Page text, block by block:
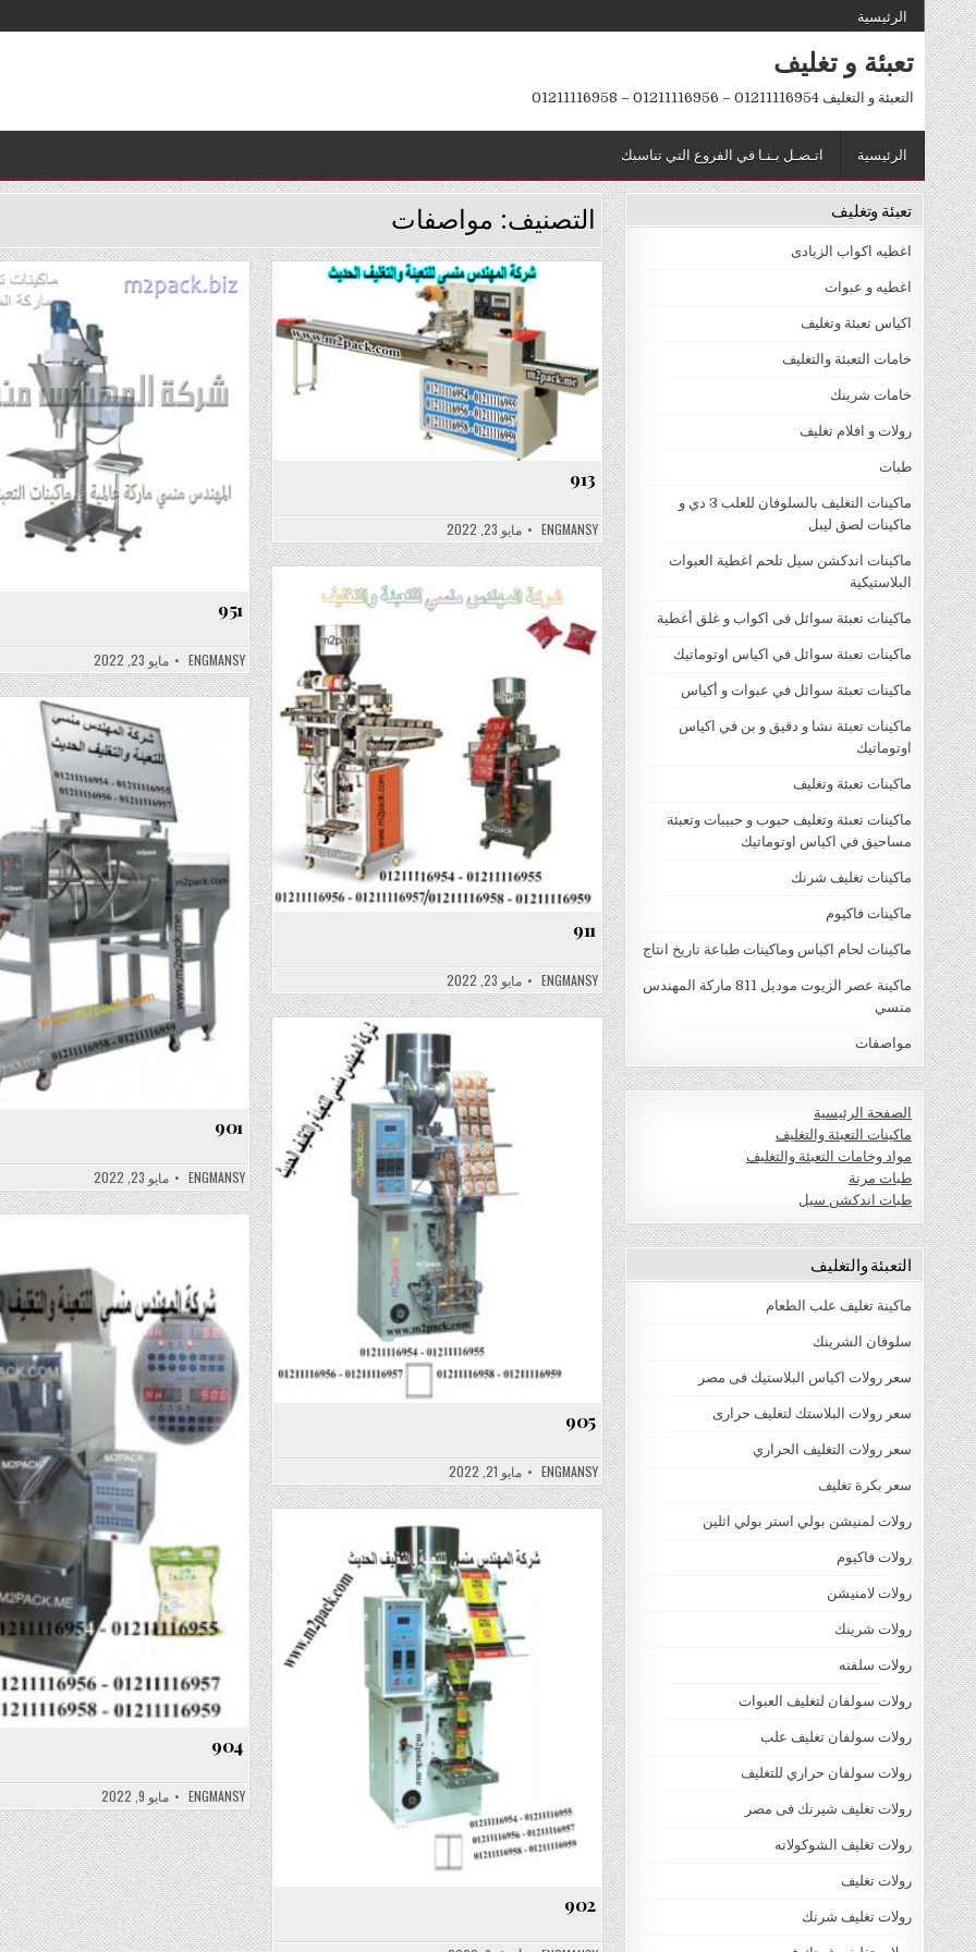
Skip
to
content
الرئيسية
تعبئة و تغليف
التعبئة و التغليف 01211116954 – 01211116956 – 01211116958
الرئيسية اتـصـل بـنـا في الفروع التي تناسبك
التصنيف: مواصفات
951
ENGMANSY مايو 23, 2022
Posted
in
913
ENGMANSY مايو 23, 2022
911
ENGMANSY مايو 23, 2022
Posted
901
ENGMANSY مايو 23, 2022
Posted
in
905
ENGMANSY مايو 21, 2022
Posted
in
904
ENGMANSY مايو 9, 2022
Posted
in
902
تعبئة وتغليف
اغطيه اكواب الزبادى
اغطيه و عبوات
اكياس تعبئة وتغليف
خامات التعبئة والتغليف
خامات شرينك
رولات و افلام تغليف
طبات
ماكينات التغليف بالسلوفان للعلب 3 دي و
ماكينات لصق ليبل
ماكينات اندكشن سيل تلحم اغطية العبوات
البلاستيكية
ماكينات تعبئة سوائل فى اكواب و غلق أغطية
ماكينات تعبئة سوائل في اكياس اوتوماتيك
ماكينات تعبئة سوائل في عبوات و أكياس
ماكينات تعبئة نشا و دقيق و بن في اكياس
اوتوماتيك
ماكينات تعبئة وتغليف
ماكينات تعبئة وتغليف حبوب و حبيبات وتعبئة
مساحيق في اكياس اوتوماتيك
ماكينات تغليف شرنك
ماكينات فاكيوم
ماكينات لحام اكياس وماكينات طباعة تاريخ انتاج
ماكينة عصر الزيوت موديل 811 ماركة المهندس
منسي
مواصفات
الصفحة الرئيسية
ماكينات التعبئة والتغليف
مواد وخامات التعبئة والتغليف
طبات مرنة
طبات اندكشن سيل
التعبئة والتغليف
ماكينة تغليف علب الطعام
سلوفان الشرينك
سعر رولات اكياس البلاستيك فى مصر
سعر رولات البلاستك لتغليف حرارى
سعر رولات التغليف الحراري
سعر بكرة تغليف
رولات لمنيشن بولي استر بولي اثلين
رولات فاكيوم
رولات لامنيشن
رولات شرينك
رولات سلفنه
رولات سولفان لتغليف العبوات
رولات سولفان تغليف علب
رولات سولفان حراري للتغليف
رولات تغليف شيرنك فى مصر
رولات تغليف الشوكولاته
رولات تغليف
رولات تغليف شرنك